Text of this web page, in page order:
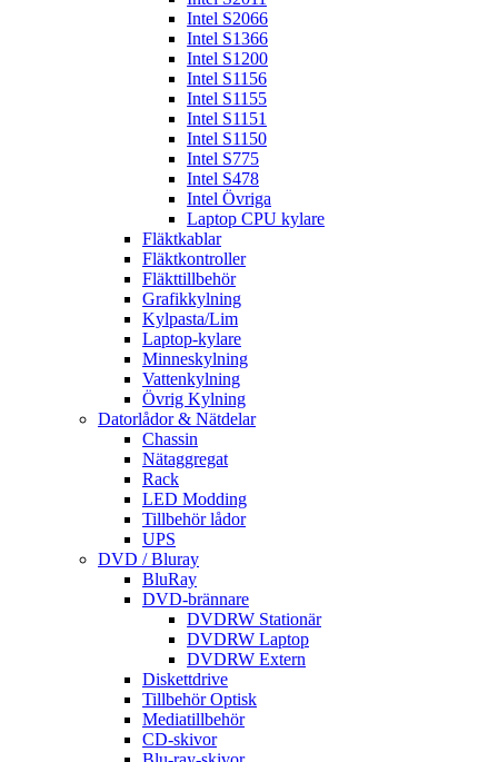
Intel S2066
Intel S1366
Intel S1200
Intel S1156
Intel S1155
Intel S1151
Intel S1150
Intel S775
Intel S478
Intel Övriga
Laptop CPU kylare
Fläktkablar
Fläktkontroller
Fläkttillbehör
Grafikkylning
Kylpasta/Lim
Laptop-kylare
Minneskylning
Vattenkylning
Övrig Kylning
Datorlådor & Nätdelar
Chassin
Nätaggregat
Rack
LED Modding
Tillbehör lådor
UPS
DVD / Bluray
BluRay
DVD-brännare
DVDRW Stationär
DVDRW Laptop
DVDRW Extern
Diskettdrive
Tillbehör Optisk
Mediatillbehör
CD-skivor